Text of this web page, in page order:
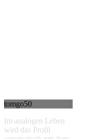
tomgo50
Im analogen Leben
wird das Profil